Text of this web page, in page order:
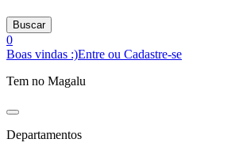
Buscar
0
Boas vindas :)Entre ou Cadastre-se
Tem no Magalu
Departamentos